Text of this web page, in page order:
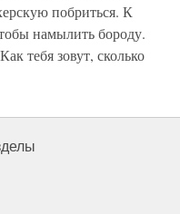
побриться. К
намылить бороду.
тебя зовут, сколько